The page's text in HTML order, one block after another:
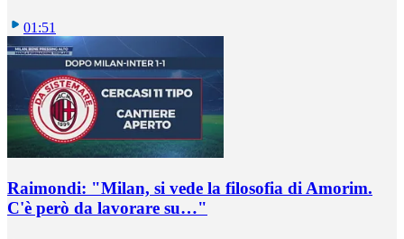
01:51
Raimondi: "Milan, si vede la filosofia di Amorim.
C'è però da lavorare su…"